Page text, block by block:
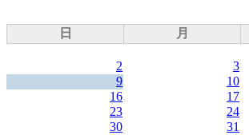
日 月
2 3
9
10
16
17
23
24
30
31